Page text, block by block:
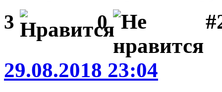
3 0
29.08.2018 23:04